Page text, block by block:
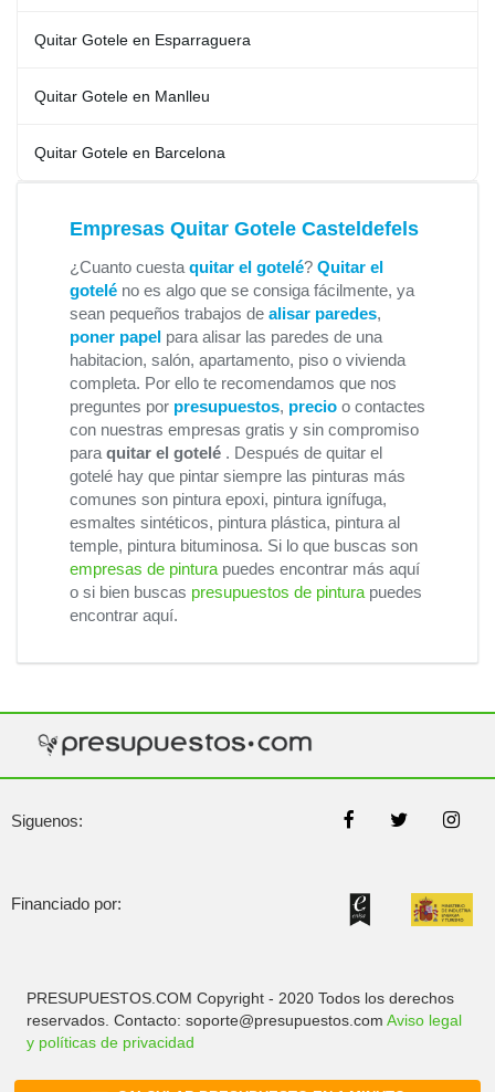
Quitar Gotele en Esparraguera
Quitar Gotele en Manlleu
Quitar Gotele en Barcelona
Empresas Quitar Gotele Casteldefels
¿Cuanto cuesta quitar el gotelé? Quitar el
gotelé no es algo que se consiga fácilmente, ya
sean pequeños trabajos de alisar paredes,
poner papel para alisar las paredes de una
habitacion, salón, apartamento, piso o vivienda
completa. Por ello te recomendamos que nos
preguntes por presupuestos, precio o contactes
con nuestras empresas gratis y sin compromiso
para quitar el gotelé . Después de quitar el
gotelé hay que pintar siempre las pinturas más
comunes son pintura epoxi, pintura ignífuga,
esmaltes sintéticos, pintura plástica, pintura al
temple, pintura bituminosa. Si lo que buscas son
empresas de pintura puedes encontrar más aquí
o si bien buscas presupuestos de pintura puedes
encontrar aquí.
Siguenos:
Financiado por:
PRESUPUESTOS.COM Copyright - 2020 Todos los derechos
reservados. Contacto: soporte@presupuestos.com Aviso legal
y políticas de privacidad